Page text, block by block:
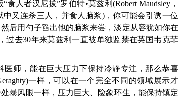
者汉尼拔”罗伯特•莫兹利(Robert Maudsley，
又连杀三人，并食人脑浆)，你可能会引诱一位
后用勺子舀出他的脑浆来尝，淡定从容犹如你在
过去30年来莫兹利一直被单独监禁在英国韦克菲
师，能在巨大压力下保持冷静专注，那么恭喜
一样，可以在一个完全不同的领域展示才
暴风眼一样，压力巨大、险象环生，能保持镇定